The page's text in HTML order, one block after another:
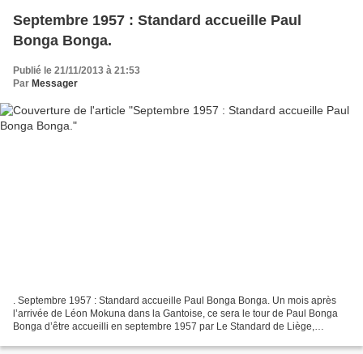
Septembre 1957 : Standard accueille Paul
Bonga Bonga.
Publié le 21/11/2013 à 21:53
Par Messager
. Septembre 1957 : Standard accueille Paul Bonga Bonga. Un mois après
l’arrivée de Léon Mokuna dans la Gantoise, ce sera le tour de Paul Bonga
Bonga d’être accueilli en septembre 1957 par Le Standard de Liège,